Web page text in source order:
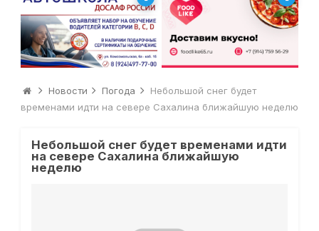
Новости Погода
Небольшой снег будет
временами идти на севере Сахалина ближайшую неделю
Небольшой снег будет временами идти
на севере Сахалина ближайшую
неделю